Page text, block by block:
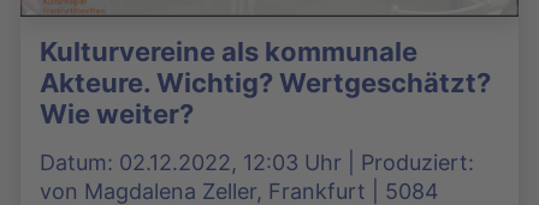
Kulturvereine als kommunale
Akteure. Wichtig? Wertgeschätzt?
Wie weiter?
Datum: 02.12.2022, 12:03 Uhr | Produziert:
von Magdalena Zeller, Frankfurt | 5084